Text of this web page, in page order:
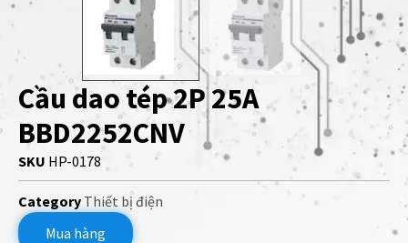
Cầu dao tép 2P 25A
BBD2252CNV
SKU HP-0178
Category Thiết bị điện
Mua hàng